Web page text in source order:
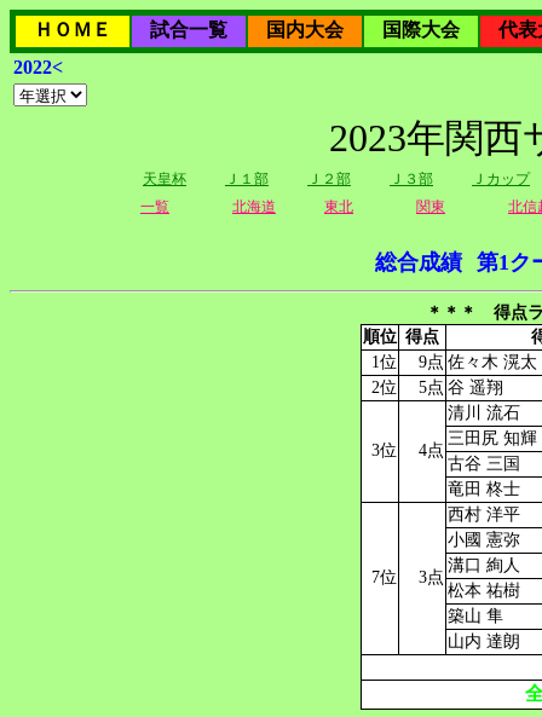
ＨＯＭＥ 試合一覧 国内大会 国際大会
代表
2022<
2023年関
天皇杯 Ｊ１部 Ｊ２部 Ｊ３部
Ｊカップ
一覧
北海道 東北 関東 北信
総合成績 第1ク
＊＊＊ 得点
順位 得点
1位
9点 佐々木 滉太
2位
5点 谷 遥翔
3位 4点
清川 流石
三田尻 知輝
古谷 三国
竜田 柊士
7位 3点
西村 洋平
小國 憲弥
溝口 絢人
松本 祐樹
築山 隼
山内 達朗